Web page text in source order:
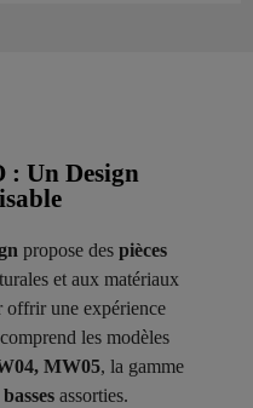
: Un Design
propose des pièces
et aux matériaux
offrir une expérience
les modèles
MW05, la gamme
assorties.